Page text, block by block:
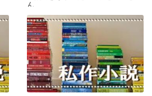
ん.....